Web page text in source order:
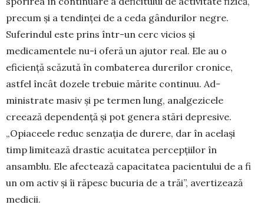
pre­cum și a tendinței de a ceda gândurilor negre.
Suferindul este prins într-un cerc vicios și
medicamentele nu-i oferă un ajutor real. Ele au o
eficiență scăzută în comba­terea durerilor cronice,
astfel încât dozele trebuie mărite continuu. Ad­
ministrate masiv și pe termen lung, anal­gezicele
creează dependență și pot genera stări depresive.
„Opiaceele reduc senzația de durere, dar în ace­lași
timp limitează drastic acuitatea per­cepțiilor în
ansamblu. Ele afectează capacitatea pacien­tului de a fi
un om activ și îi răpesc bucuria de a trăi”, avertizează
medicii.